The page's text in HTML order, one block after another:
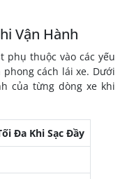
Vận Hành
phụ thuộc vào các yếu
cách lái xe. Dưới
của từng dòng xe khi
Đa Khi Sạc Đầy